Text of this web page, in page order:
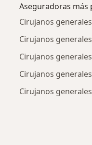
Aseguradoras más
Cirujanos
Cirujanos
Cirujanos
Cirujanos
Cirujanos